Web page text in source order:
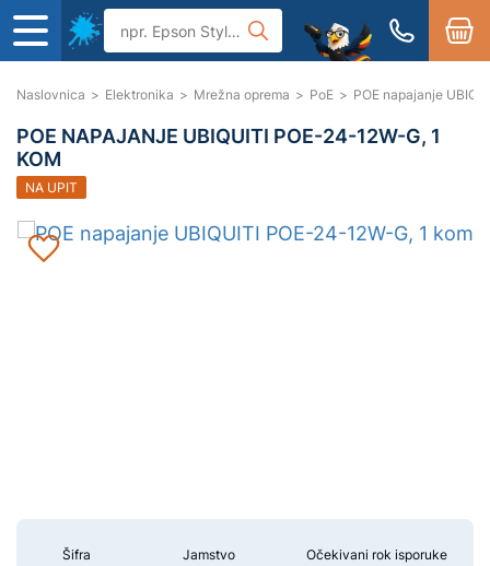
Naslovnica > Elektronika > Mrežna oprema > PoE > POE napajanje
POE NAPAJANJE UBIQUITI POE-24-12W-G, 1
KOM
NA UPIT
Šifra Jamstvo Očekivani rok isporuke